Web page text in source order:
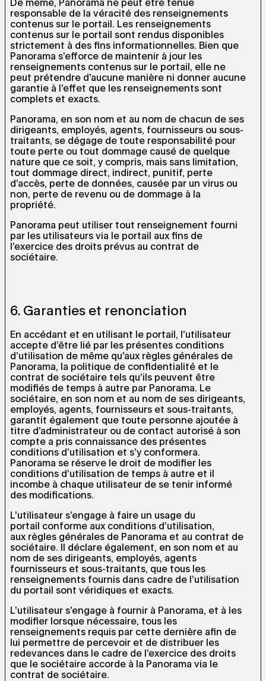
De même, Panorama ne peut être tenue
responsable de la véracité des renseignements
contenus sur le portail. Les renseignements
contenus sur le portail sont rendus disponibles
strictement à des fins informationnelles. Bien que
Panorama s’efforce de maintenir à jour les
renseignements contenus sur le portail, elle ne
peut prétendre d’aucune manière ni donner aucune
garantie à l’effet que les renseignements sont
complets et exacts.
Panorama, en son nom et au nom de chacun de ses
dirigeants, employés, agents, fournisseurs ou sous-
traitants, se dégage de toute responsabilité pour
toute perte ou tout dommage causé de quelque
nature que ce soit, y compris, mais sans limitation,
tout dommage direct, indirect, punitif, perte
d’accès, perte de données, causée par un virus ou
non, perte de revenu ou de dommage à la
propriété.
Panorama peut utiliser tout renseignement fourni
par les utilisateurs via le portail aux fins de
l’exercice des droits prévus au contrat de
sociétaire.
6. Garanties et renonciation
En accédant et en utilisant le portail, l’utilisateur
accepte d’être lié par les présentes conditions
d’utilisation de même qu’aux règles générales de
Panorama, la politique de confidentialité et le
contrat de sociétaire tels qu’ils peuvent être
modifiés de temps à autre par Panorama. Le
sociétaire, en son nom et au nom de ses dirigeants,
employés, agents, fournisseurs et sous-traitants,
garantit également que toute personne ajoutée à
titre d’administrateur ou de contact autorisé à son
compte a pris connaissance des présentes
conditions d’utilisation et s’y conformera.
Panorama se réserve le droit de modifier les
conditions d’utilisation de temps à autre et il
incombe à chaque utilisateur de se tenir informé
des modifications.
L’utilisateur s’engage à faire un usage du
portail conforme aux conditions d’utilisation,
aux règles générales de Panorama et au contrat de
sociétaire. Il déclare également, en son nom et au
nom de ses dirigeants, employés, agents
fournisseurs et sous-traitants, que tous les
renseignements fournis dans cadre de l’utilisation
du portail sont véridiques et exacts.
L’utilisateur s’engage à fournir à Panorama, et à les
modifier lorsque nécessaire, tous les
renseignements requis par cette dernière afin de
lui permettre de percevoir et de distribuer les
redevances dans le cadre de l’exercice des droits
que le sociétaire accorde à la Panorama via le
contrat de sociétaire.